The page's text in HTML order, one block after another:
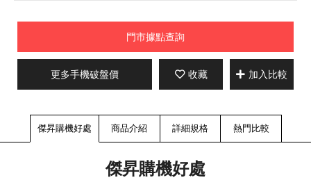
門市據點查詢
更多手機破盤價 收藏 加入比較
傑昇購機好處 商品介紹 詳細規格 熱門比較
傑昇購機好處